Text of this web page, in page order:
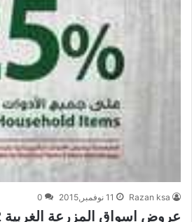
Razan ksa 11 نوفمبر,2015 0
عروض اسواق المزرعة الغربية 12-11-2015